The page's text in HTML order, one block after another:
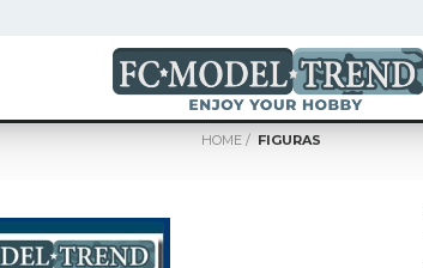
HOME FIGURAS